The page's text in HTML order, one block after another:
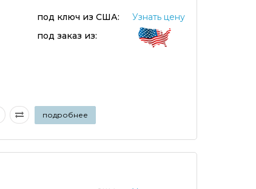
под ключ из США:
Узнать цену
под заказ из:
подробнее